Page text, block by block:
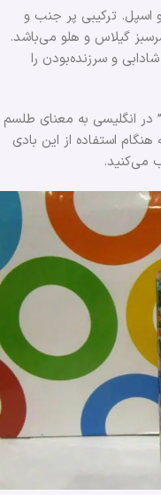
اسپل. ترکیبی پر جنب و
گیلاس و هلو می‌باشد.
و سرزنده‌بودن را
” در انگلیسی به معنای طلسم
استفاده از این بادی
می‌کنید.